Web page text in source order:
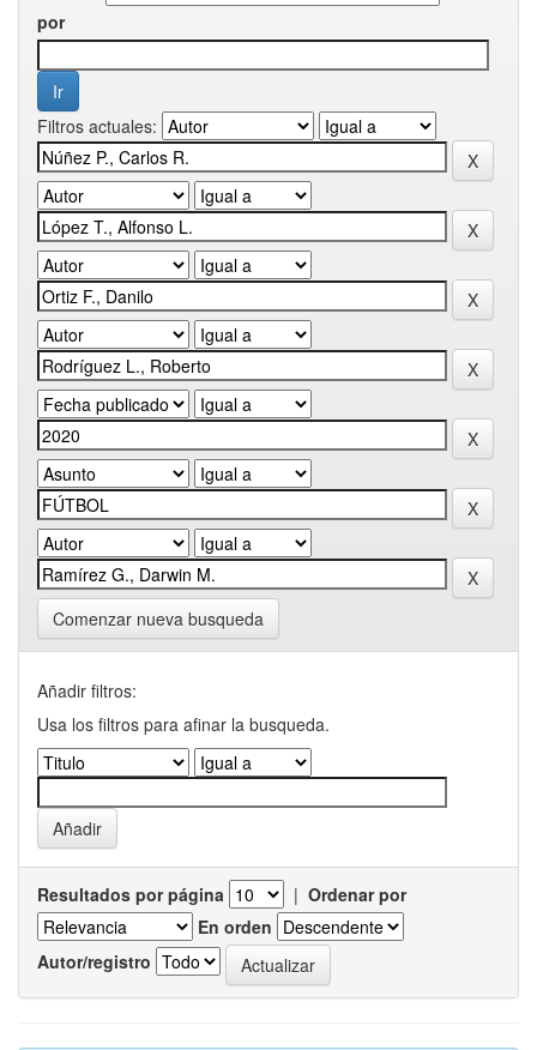
por
Filtros actuales:
Comenzar nueva busqueda
Añadir filtros:
Usa los filtros para afinar la busqueda.
Resultados por página | Ordenar por
En orden
Autor/registro